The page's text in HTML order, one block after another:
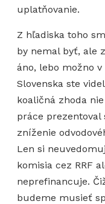
uplatňovanie.
Z hľadiska toho
by nemal byť, ale
áno, lebo možno
Slovenska ste
koaličná zhoda
práce prezentoval
zníženie
Len si
komisia cez RRF
neprefinancuje.
budeme musieť